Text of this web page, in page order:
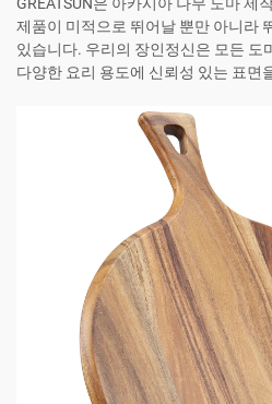
GREATSUN은 아카시아 나무 도마 제
제품이 미적으로 뛰어날 뿐만 아니라
있습니다. 우리의 장인정신은 모든 도
다양한 요리 용도에 신뢰성 있는 표면